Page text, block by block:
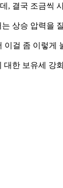
, 결국 조금씩
상승 압력을
걸 좀 이렇
한 보유세